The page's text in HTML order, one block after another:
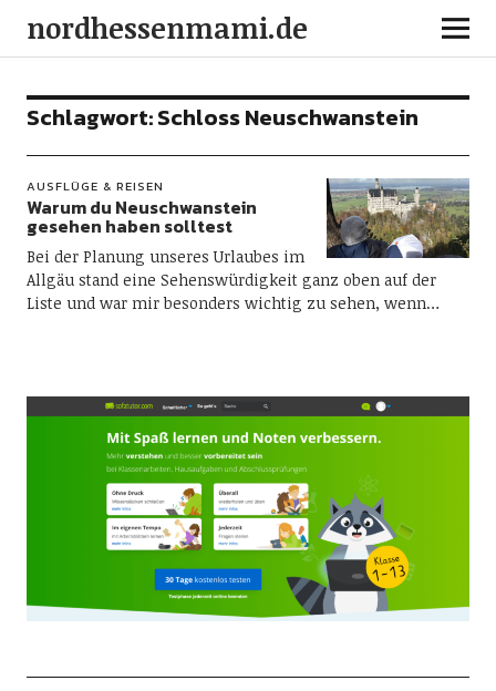
nordhessenmami.de
Schlagwort:Schloss Neuschwanstein
AUSFLÜGE & REISEN
Warum du Neuschwanstein
gesehen haben solltest
Bei der Planung unseres Urlaubes im
Allgäu stand eine Sehenswürdigkeit ganz oben auf der
Liste und war mir besonders wichtig zu sehen, wenn…